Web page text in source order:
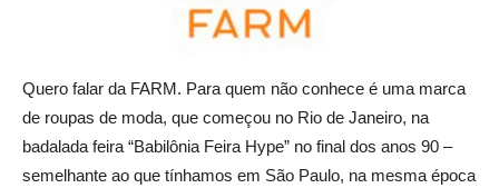
Quero falar da FARM. Para quem não conhece é uma marca
de roupas de moda, que começou no Rio de Janeiro, na
badalada feira “Babilônia Feira Hype” no final dos anos 90 –
semelhante ao que tínhamos em São Paulo, na mesma época